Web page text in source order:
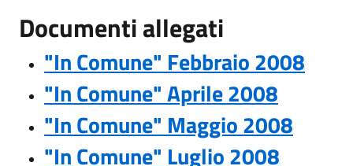
Documenti allegati
"In Comune" Febbraio 2008
"In Comune" Aprile 2008
"In Comune" Maggio 2008
"In Comune" Luglio 2008